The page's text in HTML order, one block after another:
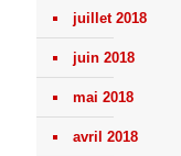
juillet 2018
juin 2018
mai 2018
avril 2018